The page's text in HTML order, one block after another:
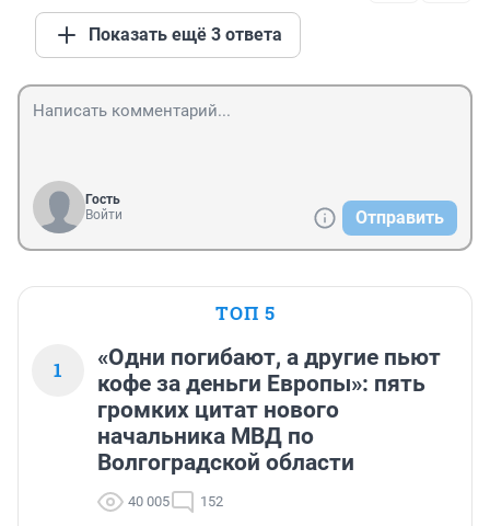
Показать ещё 3 ответа
Гость
Войти
Отправить
ТОП 5
1
«Одни погибают, а другие пьют
кофе за деньги Европы»: пять
громких цитат нового
начальника МВД по
Волгоградской области
40 005 152